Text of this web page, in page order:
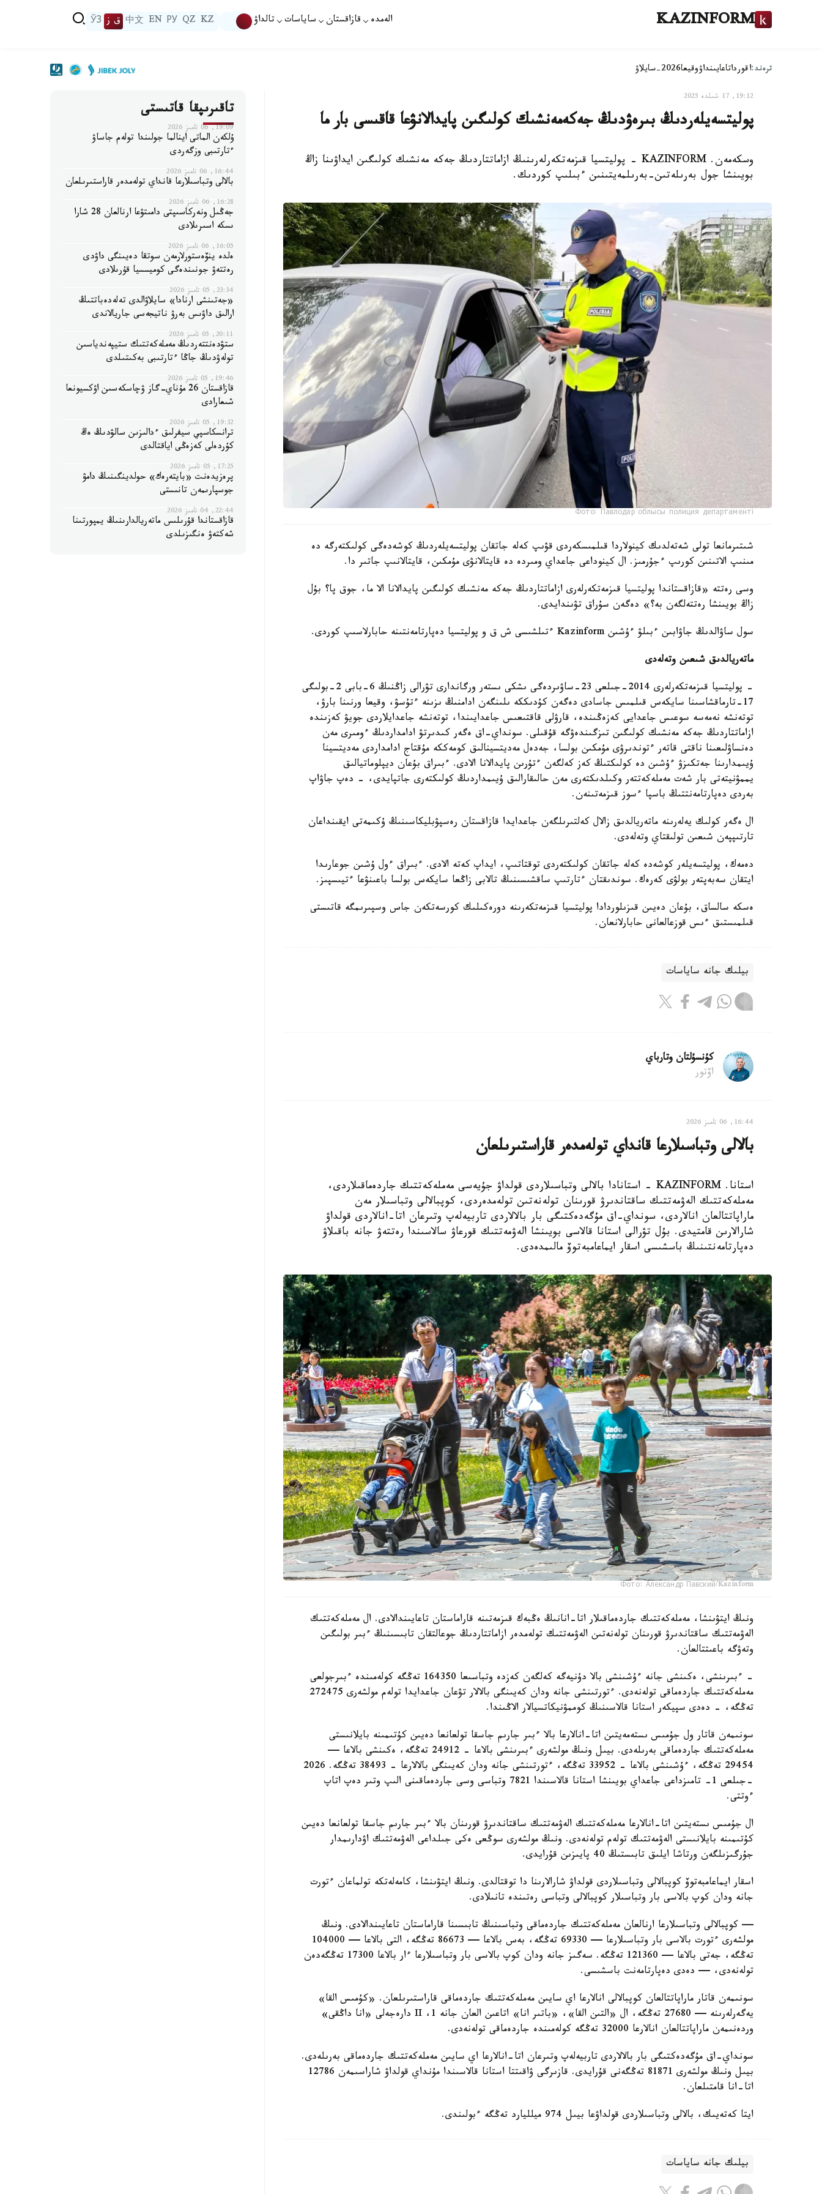
KAZINFORM الەمدە قازاقستان ساياسات تالداۋ KZ
QZ
РУ
EN
中文 ق ز ЎЗ
ترەند:اقورداتاعايىنداۋوقيعا2026-سايلاۋ
19:12, 17 شىلدە 2025
پوليتسەيلەردىڭ بىرەۋدىڭ جەكەمەنشىك كولىگىن پايدالانۋعا قاقىسى بار ما
وسكەمەن. KAZINFORM - پوليتسيا قىزمەتكەرلەرىنىڭ ازاماتتاردىڭ جەكە مەنشىك كولىگىن ايداۋىنا زاڭ
بويىنشا جول بەرىلەتىن-بەرىلمەيتىنىن ءبىلىپ كوردىك.
Фото: Павлодар облысы полиция департаменті
شىتىرمانعا تولى شەتەلدىك كينولاردا قىلمىسكەردى قۋىپ كەلە جاتقان پوليتسەيلەردىڭ كوشەدەگى كولىكتەرگە دە
مىنىپ الاتىنىن كورىپ ءجۇرمىز. ال كينوداعى جاعداي ومىردە دە قايتالانۋى مۇمكىن، قايتالانىپ جاتىر دا.
وسى رەتتە «قازاقستاندا پوليتسيا قىزمەتكەرلەرى ازاماتتاردىڭ جەكە مەنشىك كولىگىن پايدالانا الا ما، جوق پا؟ بۇل
زاڭ بويىنشا رەتتەلگەن بە؟» دەگەن سۇراق تۋىندايدى.
سول ساۋالدىڭ جاۋابىن ءبىلۋ ءۇشىن Kazinform ءتىلشىسى ش ق و پوليتسيا دەپارتامەنتىنە حابارلاسىپ كوردى.
ماتەريالدىق شىعىن وتەلەدى
- پوليتسيا قىزمەتكەرلەرى 2014-جىلعى 23-ساۋىردەگى ىشكى ىستەر ورگاندارى تۋرالى زاڭنىڭ 6-بابى 2-بولىگى
17-تارماقشاسىنا سايكەس قىلمىس جاسادى دەگەن كۇدىككە ىلىنگەن ادامنىڭ ىزىنە ءتۇسۋ، وقيعا ورنىنا بارۋ،
توتەنشە نەمەسە سوعىس جاعدايى كەزەڭىندە، قارۋلى قاقتىعىس جاعدايىندا، توتەنشە جاعدايلاردى جويۋ كەزىندە
ازاماتتاردىڭ جەكە مەنشىك كولىگىن تىزگىندەۋگە قۇقىلى. سونداي-اق ەگەر كىدىرتۋ ادامداردىڭ ءومىرى مەن
دەنساۋلىعىنا ناقتى قاتەر ءتوندىرۋى مۇمكىن بولسا، جەدەل مەديتسينالىق كومەككە مۇقتاج ادامداردى مەديتسينا
ۇيىمدارىنا جەتكىزۋ ءۇشىن دە كولىكتىڭ كەز كەلگەن ءتۇرىن پايدالانا الادى. ءبىراق بۇعان ديپلوماتيالىق
يممۋنيتەتى بار شەت مەملەكەتتەر وكىلدىكتەرى مەن حالىقارالىق ۇيىمداردىڭ كولىكتەرى جاتپايدى، - دەپ جاۋاپ
بەردى دەپارتامەنتتىڭ باسپا ءسوز قىزمەتىنەن.
ال ەگەر كولىك يەلەرىنە ماتەريالدىق زالال كەلتىرىلگەن جاعدايدا قازاقستان رەسپۋبليكاسىنىڭ ۇكىمەتى ايقىنداعان
تارتىپپەن شىعىن تولىقتاي وتەلەدى.
دەمەك، پوليتسەيلەر كوشەدە كەلە جاتقان كولىكتەردى توقتاتىپ، ايداپ كەتە الادى. ءبىراق ءول ۇشىن جوعارىدا
ايتقان سەبەپتەر بولۋى كەرەك. سوندىقتان ءتارتىپ ساقشىسىنىڭ تالابى زاڭعا سايكەس بولسا باعىنۋعا ءتيىسپىز.
ەسكە سالساق، بۇعان دەيىن قىزىلوردادا پوليتسيا قىزمەتكەرىنە دورەكىلىك كورسەتكەن جاس وسپىرىمگە قاتىستى
قىلمىستىق ءىس قوزعالعانى حابارلانعان.
بيلىك جانە ساياسات
كۇنسۇلتان وتارباي
اۆتور
16:44, 06 تامىز 2026
بالالى وتباسىلارعا قانداي تولەمدەر قاراستىرىلعان
استانا. KAZINFORM - استانادا بالالى وتباسىلاردى قولداۋ جۇيەسى مەملەكەتتىك جاردەماقىلاردى،
مەملەكەتتىك الەۋمەتتىك ساقتاندىرۋ قورىنان تولەنەتىن تولەمدەردى، كوپبالالى وتباسىلار مەن
ماراپاتتالعان انالاردى، سونداي-اق مۇگەدەكتىگى بار بالالاردى تاربيەلەپ وتىرعان اتا-انالاردى قولداۋ
شارالارىن قامتيدى. بۇل تۋرالى استانا قالاسى بويىنشا الەۋمەتتىك قورعاۋ سالاسىندا رەتتەۋ جانە باقىلاۋ
دەپارتامەنتىنىڭ باسشىسى اسقار ايماعامبەتوۆ مالىمدەدى.
Фото: Александр Павский/Kazinform
ونىڭ ايتۋىنشا، مەملەكەتتىك جاردەماقىلار اتا-انانىڭ ەڭبەك قىزمەتىنە قاراماستان تاعايىندالادى. ال مەملەكەتتىك
الەۋمەتتىك ساقتاندىرۋ قورىنان تولەنەتىن الەۋمەتتىك تولەمدەر ازاماتتاردىڭ جوعالتقان تابىسىنىڭ ءبىر بولىگىن
وتەۋگە باعىتتالعان.
- ءبىرىنشى، ەكىنشى جانە ءۇشىنشى بالا دۇنيەگە كەلگەن كەزدە وتباسىعا 164350 تەڭگە كولەمىندە ءبىرجولعى
مەملەكەتتىك جاردەماقى تولەنەدى. ءتورتىنشى جانە ودان كەيىنگى بالالار تۋعان جاعدايدا تولەم مولشەرى 272475
تەڭگە، - دەدى سپيكەر استانا قالاسىنىڭ كوممۋنيكاتسيالار الاڭىندا.
سونىمەن قاتار ول جۇمىس ىستەمەيتىن اتا-انالارعا بالا ءبىر جارىم جاسقا تولعانعا دەيىن كۇتىمىنە بايلانىستى
مەملەكەتتىك جاردەماقى بەرىلەدى. بيىل ونىڭ مولشەرى ءبىرىنشى بالاعا - 24912 تەڭگە، ەكىنشى بالاعا —
29454 تەڭگە، ءۇشىنشى بالاعا - 33952 تەڭگە، ءتورتىنشى جانە ودان كەيىنگى بالالارعا - 38493 تەڭگە. 2026
-جىلعى 1- تامىزداعى جاعداي بويىنشا استانا قالاسىندا 7821 وتباسى وسى جاردەماقىنى الىپ وتىر دەپ اتاپ
ءوتتى.
ال جۇمىس ىستەيتىن اتا-انالارعا مەملەكەتتىك الەۋمەتتىك ساقتاندىرۋ قورىنان بالا ءبىر جارىم جاسقا تولعانعا دەيىن
كۇتىمىنە بايلانىستى الەۋمەتتىك تولەم تولەنەدى. ونىڭ مولشەرى سوڭعى ەكى جىلداعى الەۋمەتتىك اۋدارىمدار
جۇرگىزىلگەن ورتاشا ايلىق تابىستىڭ 40 پايىزىن قۇرايدى.
اسقار ايماعامبەتوۆ كوپبالالى وتباسىلاردى قولداۋ شارالارىنا دا توقتالدى. ونىڭ ايتۋىنشا، كامەلەتكە تولماعان ءتورت
جانە ودان كوپ بالاسى بار وتباسىلار كوپبالالى وتباسى رەتىندە تانىلادى.
— كوپبالالى وتباسىلارعا ارنالعان مەملەكەتتىك جاردەماقى وتباسىنىڭ تابىسىنا قاراماستان تاعايىندالادى. ونىڭ
مولشەرى ءتورت بالاسى بار وتباسىلارعا — 69330 تەڭگە، بەس بالاعا — 86673 تەڭگە، التى بالاعا — 104000
تەڭگە، جەتى بالاعا — 121360 تەڭگە. سەگىز جانە ودان كوپ بالاسى بار وتباسىلارعا ءار بالاعا 17300 تەڭگەدەن
تولەنەدى، — دەدى دەپارتامەنت باسشىسى.
سونىمەن قاتار ماراپاتتالعان كوپبالالى انالارعا اي سايىن مەملەكەتتىك جاردەماقى قاراستىرىلعان. «كۇمىس القا»
يەگەرلەرىنە — 27680 تەڭگە، ال «التىن القا»، «باتىر انا» اتاعىن العان جانە 1، II دارەجەلى «انا داڭقى»
وردەنىمەن ماراپاتتالعان انالارعا 32000 تەڭگە كولەمىندە جاردەماقى تولەنەدى.
سونداي-اق مۇگەدەكتىگى بار بالالاردى تاربيەلەپ وتىرعان اتا-انالارعا اي سايىن مەملەكەتتىك جاردەماقى بەرىلەدى.
بيىل ونىڭ مولشەرى 81871 تەڭگەنى قۇرايدى. قازىرگى ۋاقىتتا استانا قالاسىندا مۇنداي قولداۋ شاراسىمەن 12786
اتا-انا قامتىلعان.
ايتا كەتەيىك، بالالى وتباسىلاردى قولداۋعا بيىل 974 ميلليارد تەڭگە ءبولىندى.
بيلىك جانە ساياسات
تاقىرىپقا قاتىستى
19:09, 06 تامىز 2026
ۇلكەن الماتى اينالما جولىندا تولەم جاساۋ
ءتارتىبى وزگەردى
16:44, 06 تامىز 2026
بالالى وتباسىلارعا قانداي تولەمدەر قاراستىرىلعان
16:28, 06 تامىز 2026
جەڭىل ونەركاسىپتى دامىتۋعا ارنالعان 28 شارا
ىسكە اسىرىلادى
16:05, 06 تامىز 2026
ەلدە ينۆەستورلارمەن سوتقا دەيىنگى داۋدى
رەتتەۋ جونىندەگى كوميسسيا قۇرىلادى
23:34, 05 تامىز 2026
«جەتىنشى ارنادا» سايلاۋالدى تەلەدەباتتىڭ
ارالىق داۋىس بەرۋ ناتيجەسى جاريالاندى
20:11, 05 تامىز 2026
ستۋدەنتتەردىڭ مەملەكەتتىك ستيپەندياسىن
تولەۋدىڭ جاڭا ءتارتىبى بەكىتىلدى
19:46, 05 تامىز 2026
قازاقستان 26 مۇناي-گاز ۋچاسكەسىن اۋكسيونعا
شىعارادى
19:32, 05 تامىز 2026
ترانسكاسپي سيفرلىق ءدالىزىن سالۋدىڭ ەڭ
كۇردەلى كەزەڭى اياقتالدى
17:25, 05 تامىز 2026
پرەزيدەنت «بايتەرەك» حولدينگىنىڭ دامۋ
جوسپارىمەن تانىستى
22:44, 04 تامىز 2026
قازاقستاندا قۇرىلىس ماتەريالدارىنىڭ يمپورتىنا
شەكتەۋ ەنگىزىلدى